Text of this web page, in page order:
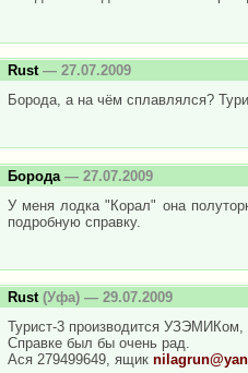
Rust— 27.07.2009
Борода, а на чём сплавлялся?
Борода — 27.07.2009
У меня лодка "Корал" она
подробную справку.
Rust (Уфа) — 29.07.2009
Турист-3 производится УЗЭМИКом,
Справке был бы очень рад.
Ася 279499649, ящик